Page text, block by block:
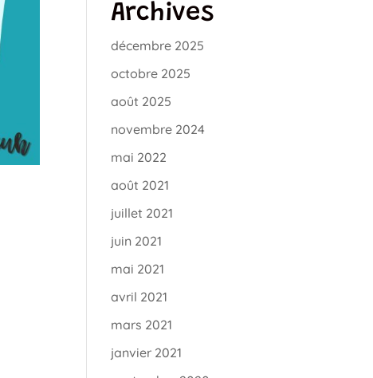
Archives
décembre 2025
octobre 2025
août 2025
novembre 2024
mai 2022
août 2021
juillet 2021
juin 2021
mai 2021
avril 2021
mars 2021
janvier 2021